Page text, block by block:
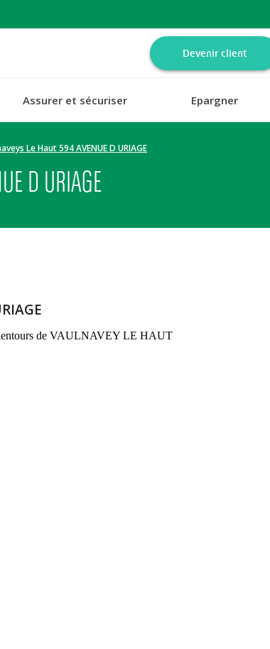
Devenir client
Assurer et sécuriser Epargner
Le Haut 594 AVENUE D URIAGE
D URIAGE